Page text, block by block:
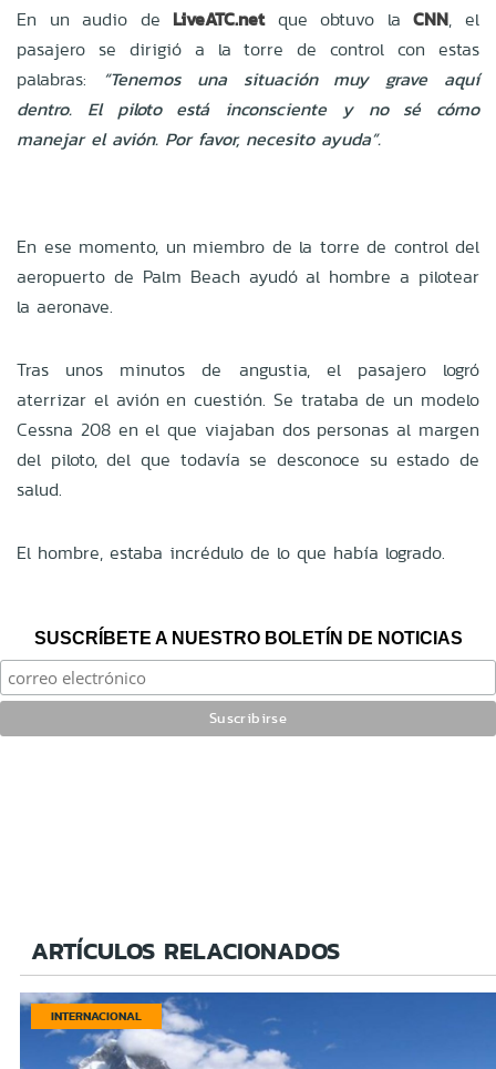
En un audio de LiveATC.netque obtuvo laCNN, el
pasajero se dirigió a la torre de control con estas
palabras: “Tenemos una situación muy grave aquí
dentro. El piloto está inconsciente y no sé cómo
manejar el avión. Por favor, necesito ayuda”.
En ese momento, un miembro de la torre de control del
aeropuerto de Palm Beach ayudó al hombre a pilotear
la aeronave.
Tras unos minutos de angustia, el pasajero logró
aterrizar el avión en cuestión. Se trataba de un modelo
Cessna 208 en el que viajaban dos personas al margen
del piloto, del que todavía se desconoce su estado de
salud.
El hombre, estaba incrédulo de lo que había logrado.
SUSCRÍBETE A NUESTRO BOLETÍN DE NOTICIAS
ARTÍCULOS RELACIONADOS
INTERNACIONAL